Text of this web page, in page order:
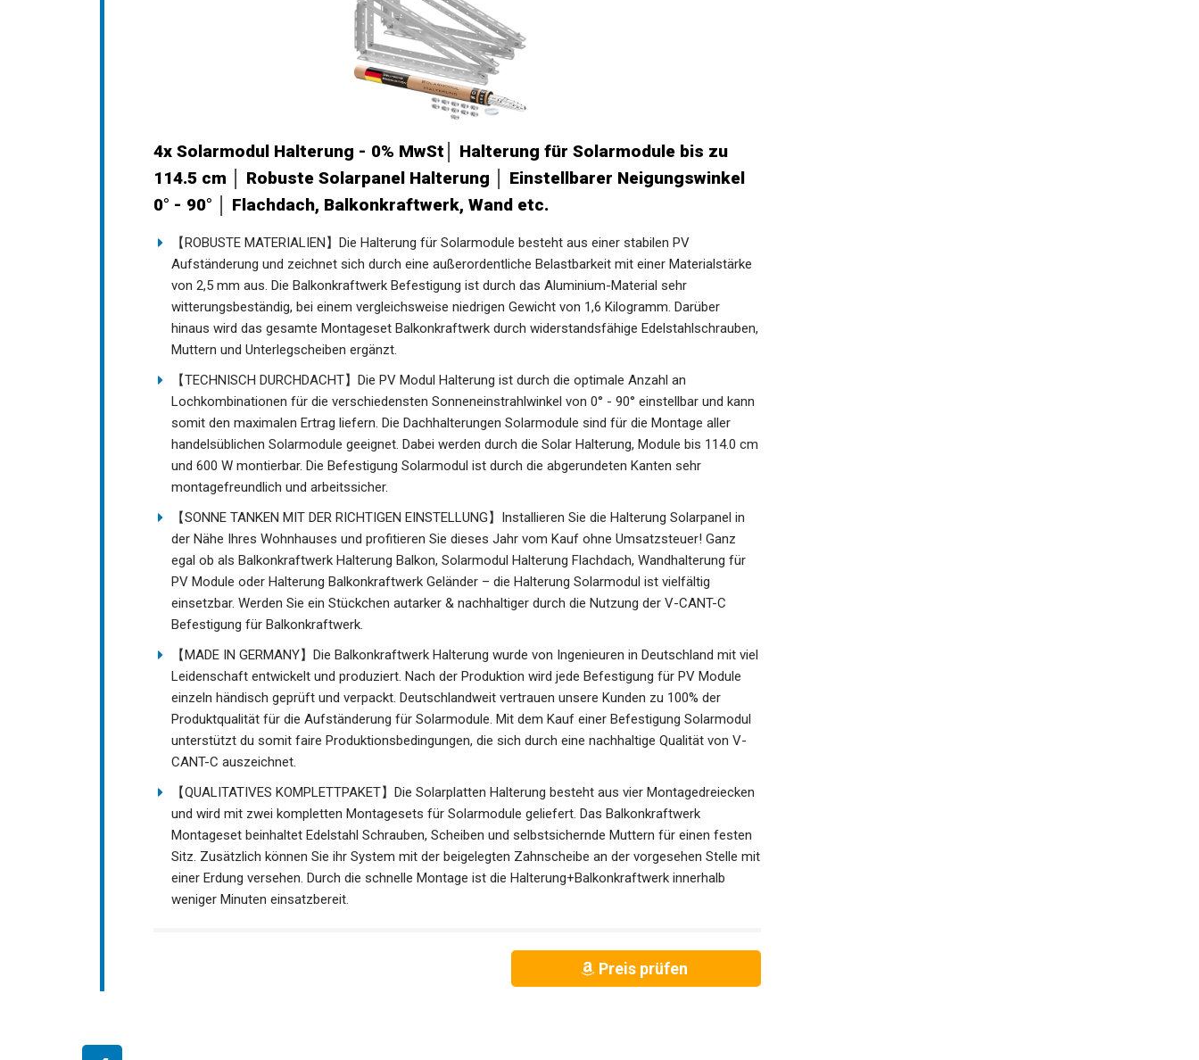
4x Solarmodul Halterung - 0% MwSt│ Halterung für Solarmodule bis zu
114.5 cm │ Robuste Solarpanel Halterung │ Einstellbarer Neigungswinkel
0° - 90° │ Flachdach, Balkonkraftwerk, Wand etc.
【ROBUSTE MATERIALIEN】Die Halterung für Solarmodule besteht aus einer stabilen PV
Aufständerung und zeichnet sich durch eine außerordentliche Belastbarkeit mit einer Materialstärke
von 2,5 mm aus. Die Balkonkraftwerk Befestigung ist durch das Aluminium-Material sehr
witterungsbeständig, bei einem vergleichsweise niedrigen Gewicht von 1,6 Kilogramm. Darüber
hinaus wird das gesamte Montageset Balkonkraftwerk durch widerstandsfähige Edelstahlschrauben,
Muttern und Unterlegscheiben ergänzt.
【TECHNISCH DURCHDACHT】Die PV Modul Halterung ist durch die optimale Anzahl an
Lochkombinationen für die verschiedensten Sonneneinstrahlwinkel von 0° - 90° einstellbar und kann
somit den maximalen Ertrag liefern. Die Dachhalterungen Solarmodule sind für die Montage aller
handelsüblichen Solarmodule geeignet. Dabei werden durch die Solar Halterung, Module bis 114.0 cm
und 600 W montierbar. Die Befestigung Solarmodul ist durch die abgerundeten Kanten sehr
montagefreundlich und arbeitssicher.
【SONNE TANKEN MIT DER RICHTIGEN EINSTELLUNG】Installieren Sie die Halterung Solarpanel in
der Nähe Ihres Wohnhauses und profitieren Sie dieses Jahr vom Kauf ohne Umsatzsteuer! Ganz
egal ob als Balkonkraftwerk Halterung Balkon, Solarmodul Halterung Flachdach, Wandhalterung für
PV Module oder Halterung Balkonkraftwerk Geländer – die Halterung Solarmodul ist vielfältig
einsetzbar. Werden Sie ein Stückchen autarker & nachhaltiger durch die Nutzung der V-CANT-C
Befestigung für Balkonkraftwerk.
【MADE IN GERMANY】Die Balkonkraftwerk Halterung wurde von Ingenieuren in Deutschland mit viel
Leidenschaft entwickelt und produziert. Nach der Produktion wird jede Befestigung für PV Module
einzeln händisch geprüft und verpackt. Deutschlandweit vertrauen unsere Kunden zu 100% der
Produktqualität für die Aufständerung für Solarmodule. Mit dem Kauf einer Befestigung Solarmodul
unterstützt du somit faire Produktionsbedingungen, die sich durch eine nachhaltige Qualität von V-
CANT-C auszeichnet.
【QUALITATIVES KOMPLETTPAKET】Die Solarplatten Halterung besteht aus vier Montagedreiecken
und wird mit zwei kompletten Montagesets für Solarmodule geliefert. Das Balkonkraftwerk
Montageset beinhaltet Edelstahl Schrauben, Scheiben und selbstsichernde Muttern für einen festen
Sitz. Zusätzlich können Sie ihr System mit der beigelegten Zahnscheibe an der vorgesehen Stelle mit
einer Erdung versehen. Durch die schnelle Montage ist die Halterung+Balkonkraftwerk innerhalb
weniger Minuten einsatzbereit.
Preis prüfen